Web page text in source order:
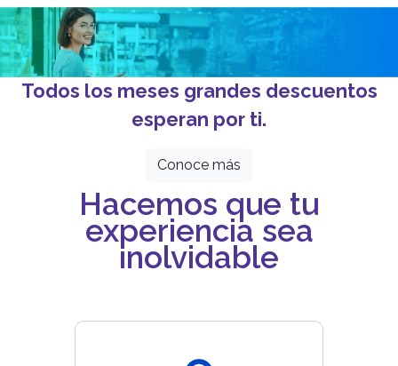
Todos los meses grandes descuentos
esperan por ti.
Conoce más
Hacemos que tu
experiencia sea
inolvidable